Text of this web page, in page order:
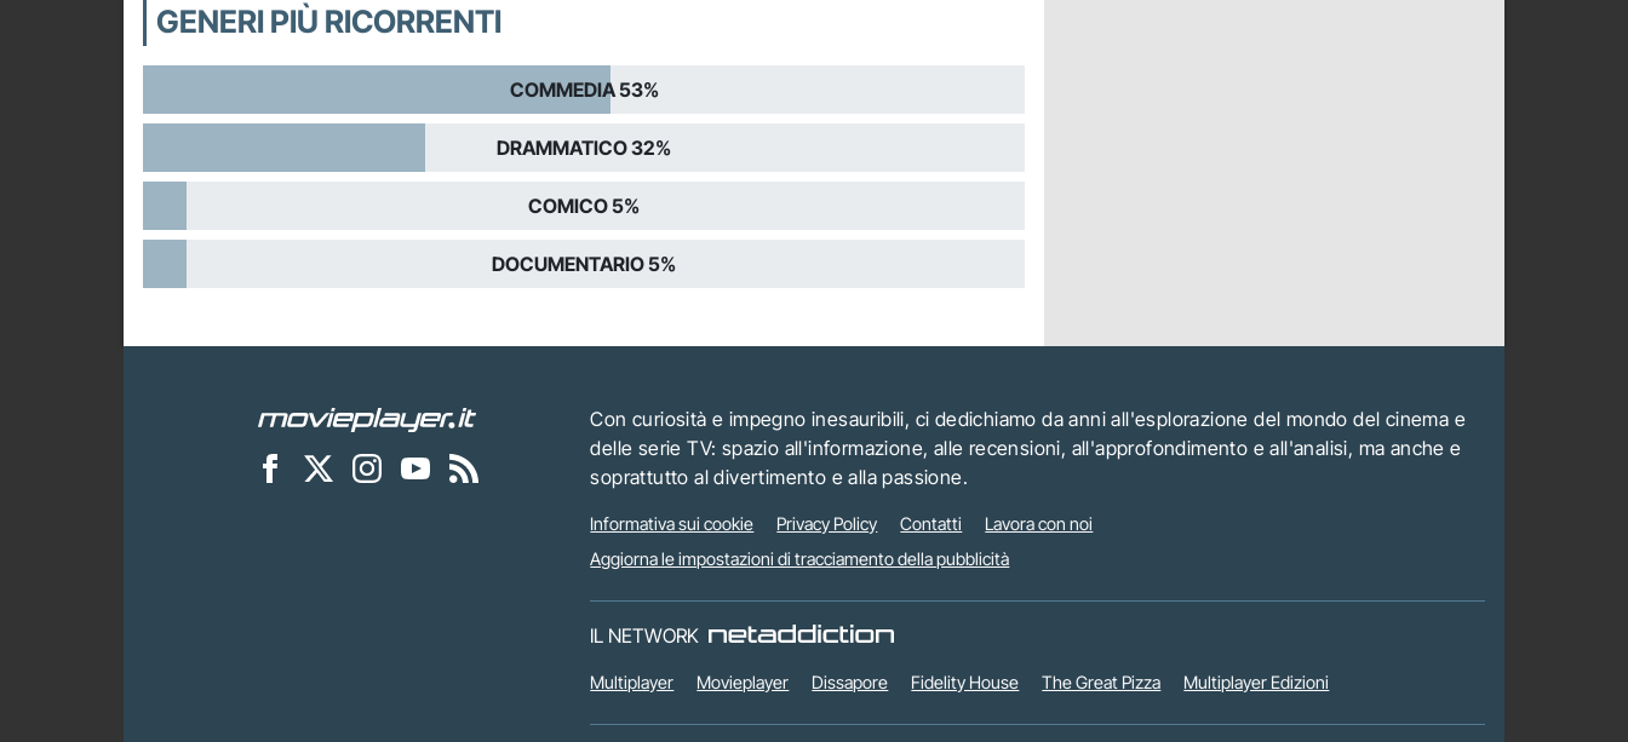
GENERI PIÙ RICORRENTI
COMMEDIA 53%
DRAMMATICO 32%
COMICO 5%
DOCUMENTARIO 5%
Con curiosità e impegno inesauribili, ci dedichiamo da anni all'esplorazione del mondo del cinema e
delle serie TV: spazio all'informazione, alle recensioni, all'approfondimento e all'analisi, ma anche e
soprattutto al divertimento e alla passione.
Informativa sui cookie Privacy Policy Contatti
Lavora con noi
Aggiorna le impostazioni di tracciamento della pubblicità
IL NETWORK
Multiplayer Movieplayer Dissapore Fidelity House The Great Pizza Multiplayer Edizioni